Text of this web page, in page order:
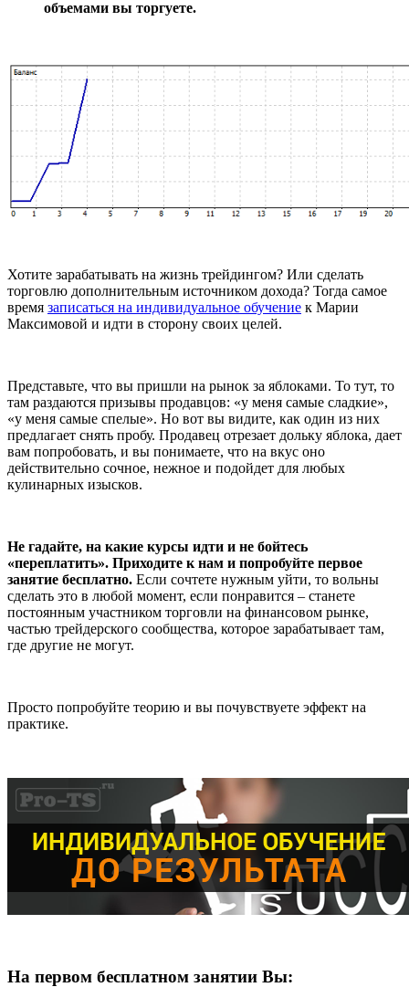
объемами вы торгуете.
Хотите зарабатывать на жизнь трейдингом? Или сделать
торговлю дополнительным источником дохода? Тогда самое
время записаться на индивидуальное обучение к Марии
Максимовой и идти в сторону своих целей.
Представьте, что вы пришли на рынок за яблоками. То тут, то
там раздаются призывы продавцов: «у меня самые сладкие»,
«у меня самые спелые». Но вот вы видите, как один из них
предлагает снять пробу. Продавец отрезает дольку яблока, дает
вам попробовать, и вы понимаете, что на вкус оно
действительно сочное, нежное и подойдет для любых
кулинарных изысков.
Не гадайте, на какие курсы идти и не бойтесь
«переплатить». Приходите к нам и попробуйте первое
занятие бесплатно. Если сочтете нужным уйти, то вольны
сделать это в любой момент, если понравится – станете
постоянным участником торговли на финансовом рынке,
частью трейдерского сообщества, которое зарабатывает там,
где другие не могут.
Просто попробуйте теорию и вы почувствуете эффект на
практике.
На первом бесплатном занятии Вы: